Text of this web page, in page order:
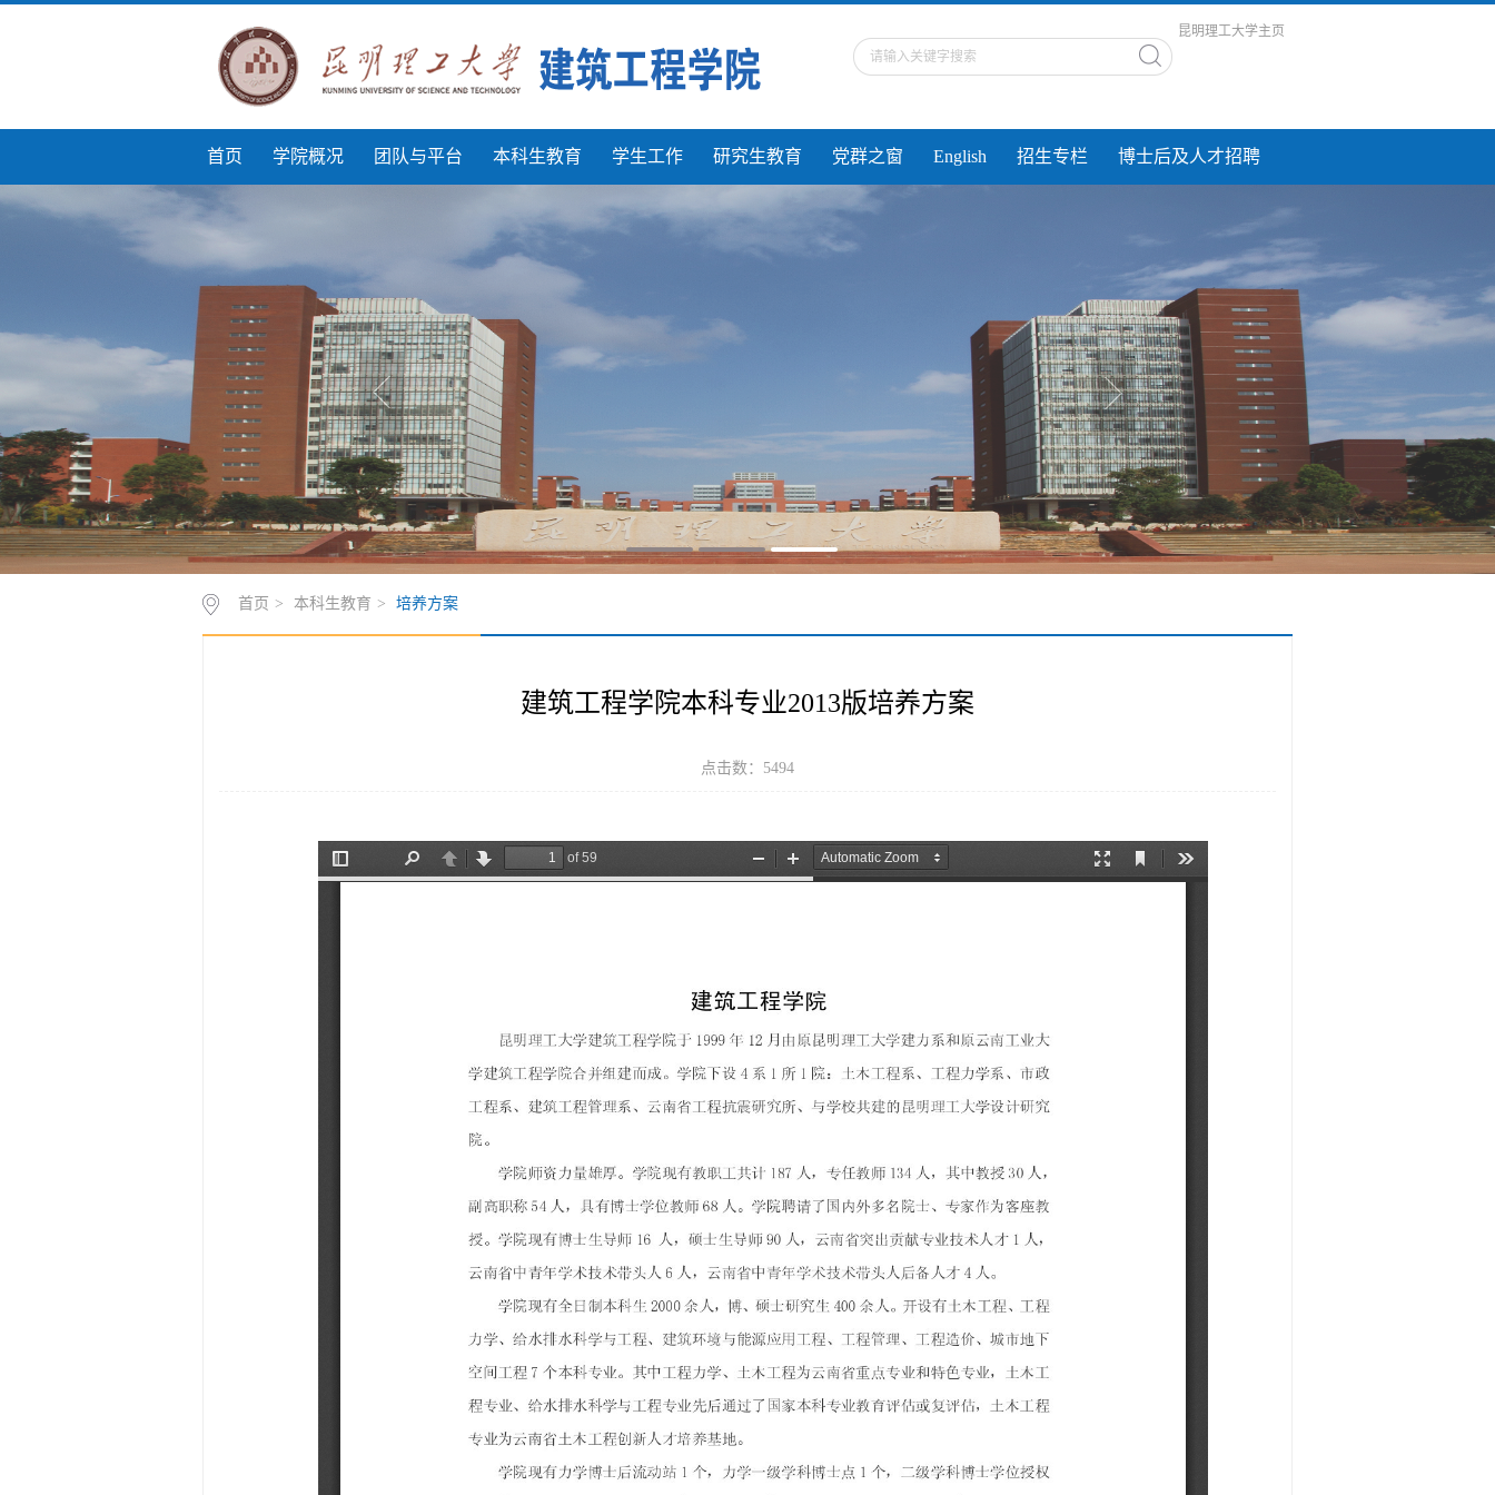
昆明理工大学主页
首页 学院概况 团队与平台 本科生教育 学生工作 研究生教育 党群之窗 English 招生专栏 博士后及人才招聘
首页 > 本科生教育 > 培养方案
建筑工程学院本科专业2013版培养方案
点击数： 5494